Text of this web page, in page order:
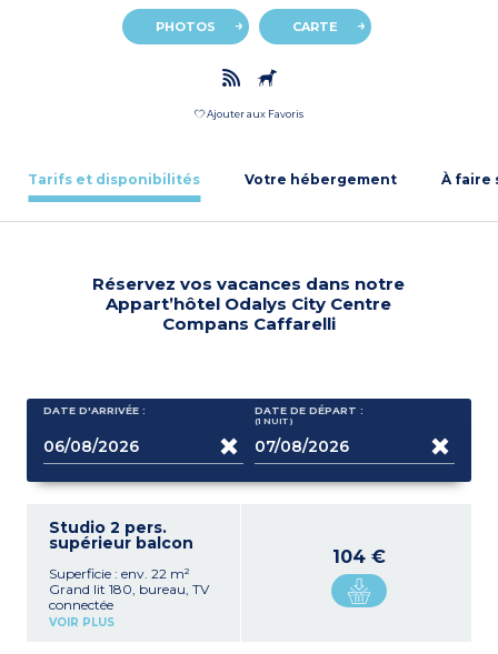
PHOTOS CARTE
Ajouter aux Favoris
Tarifs et disponibilités Votre hébergement À faire
Réservez vos vacances dans notre
Appart’hôtel Odalys City Centre
Compans Caffarelli
DATE D'ARRIVÉE : DATE DE DÉPART :
(1 NUIT )
Studio 2 pers.
supérieur balcon
Superficie : env. 22 m²
Grand lit 180, bureau, TV
connectée
Cuisine équipée (plaque
VOIR PLUS
104 €